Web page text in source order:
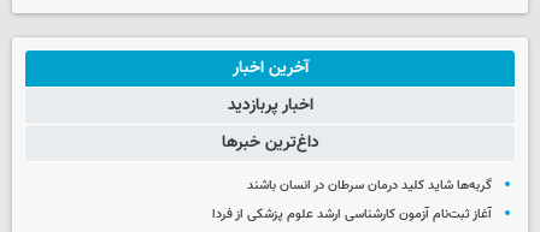
آخرین اخبار
اخبار پربازدید
داغ‌ترین خبرها
گربه‌ها شاید کلید درمان سرطان در انسان باشند
آغاز ثبت‌نام‌ آزمون کارشناسی ارشد علوم پزشکی از فردا